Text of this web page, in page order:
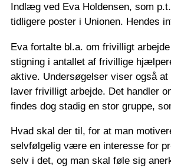
Indlæg ved Eva Holdensen, som
tidligere poster i Unionen. Hendes
Eva fortalte bl.a. om frivilligt
stigning i antallet af frivillige
aktive. Undersøgelser viser også
laver frivilligt arbejde. Det handler
findes dog stadig en stor gruppe,
Hvad skal der til, for at man
selvfølgelig være en interesse for
selv i det, og man skal føle sig